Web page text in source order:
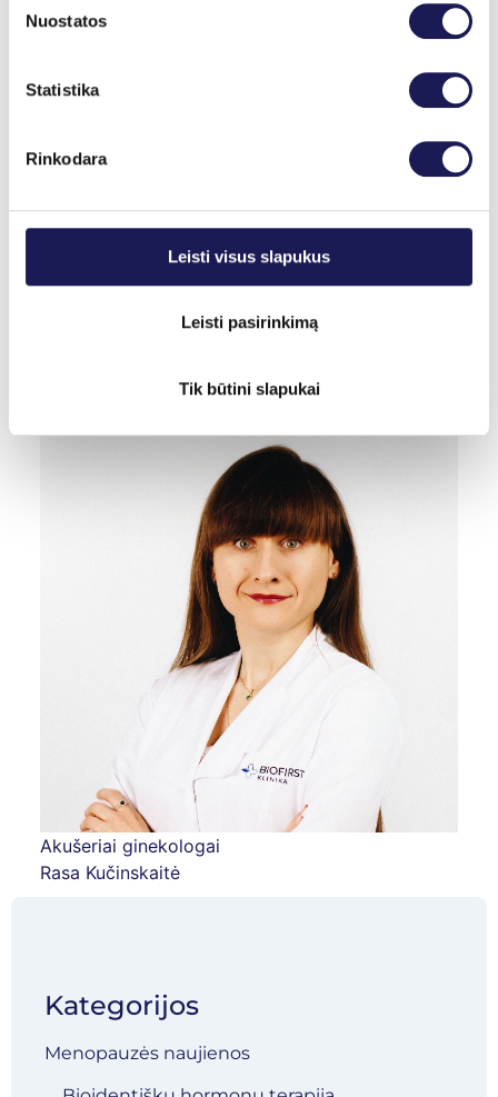
Nuostatos
Statistika
Rinkodara
Leisti visus slapukus
Leisti pasirinkimą
Tik būtini slapukai
simptomai.
Neišgydytas uždegimas, sukeltas sutrikusios
bakterijų pusiausvyros, gali tapti rimtos ligos
pradžia. Tarp galimų komplikacijų yra gimdos
kaklelio uždegimas, pasikartojančios šlapimo
takų infekcijos, kiaušintakių uždegimas,
Akušeriai ginekologai
Rasa Kučinskaitė
Kategorijos
Menopauzės naujienos